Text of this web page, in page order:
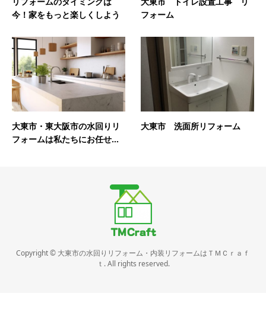
今！家をもっと楽しくしよう
フォーム
大東市・東大阪市の水回りリ
フォームは私たちにお任せ...
大東市 洗面所リフォーム
Copyright © 大東市の水回りリフォーム・内装リフォームはＴＭＣｒａｆ
ｔ. All rights reserved.